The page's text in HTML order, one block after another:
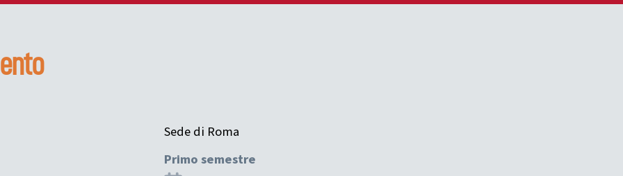
Sede di Roma
Primo semestre